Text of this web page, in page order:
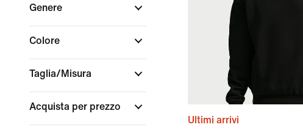
Genere
Colore
Taglia/Misura
Acquista per prezzo
Ultimi arrivi